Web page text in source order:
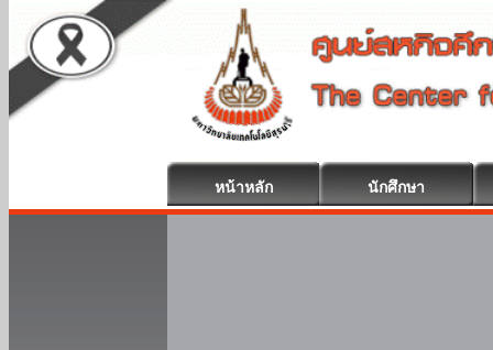
หน้าหลัก นักศึกษา